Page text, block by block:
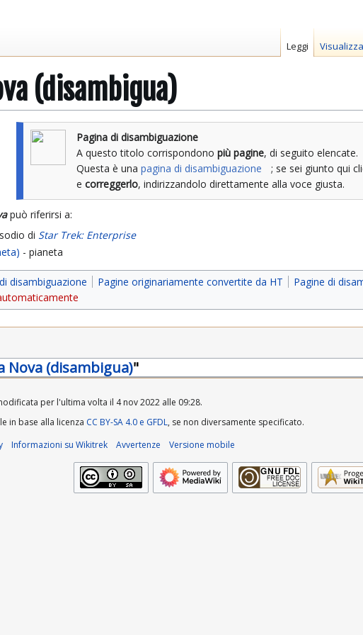
(disambigua)
Pagina di disambiguazione
A questo titolo corrispondonopiù pagine, di seguito elencate.
Questa è unapagina di disambiguazione ; se sei giunto qui
ecorreggerlo, indirizzandolo direttamente alla voce giusta.
può riferirsi a:
di Star Trek: Enterprise
- pianeta
disambiguazione Pagine originariamente convertite da HT
Pagine di
Nova (disambigua)"
Leggi
per l'ultima volta il 4 nov 2022 alle 09:28.
in base alla licenza CC BY-SA 4.0 e GFDL, se non diversamente specificato.
Informazioni su Wikitrek Avvertenze Versione mobile